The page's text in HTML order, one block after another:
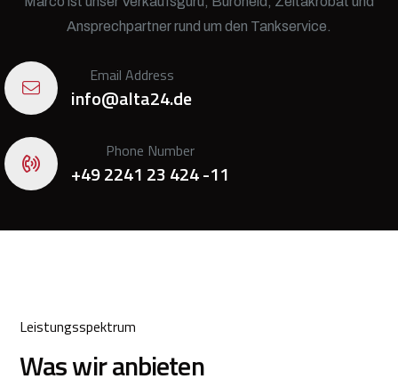
Ansprechpartner rund um den Tankservice.
Email Address
info@alta24.de
Phone Number
+49 2241 23 424 -11
Leistungsspektrum
Was wir anbieten